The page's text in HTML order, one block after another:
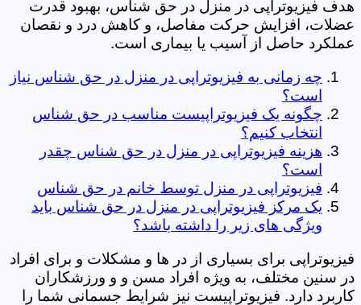
هدف فیزیوتراپی در منزل در حق شناس، بهبود قدرت
عضلات، افزایش حرکت مفاصل، و کاهش درد و نقصان
عملکرد حاصل از آسیب یا بیماری است.
چه زمانی به فیزیوتراپی در منزل در حق شناس نیاز
است؟
چگونه یک فیزیوتراپیست مناسب در حق شناس
انتخاب کنیم؟
هزینه فیزیوتراپی در منزل در حق شناس چقدر
است؟
فیزیوتراپی در منزل توسط خانم در حق شناس
یک مرکز فیزیوتراپی در منزل در حق شناس باید
ویژگی های زیر را داشته باشد؟
فیزیوتراپی برای بسیاری از در ها و مشکلات و برای افراد
در سنین مختلف، به ویژه افراد مسن و و ورزشکاران
کاربرد دارد. فیزیوتراپیست نیز شرایط جسمانی شما را